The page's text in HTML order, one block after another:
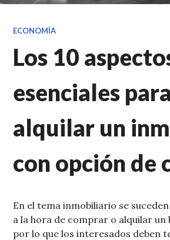
ECONOMÍA
Los 10
esenciales para
alquilar un
con opción de
En el tema inmobiliario se
a la hora de comprar o alquilar un
por lo que los interesados deben